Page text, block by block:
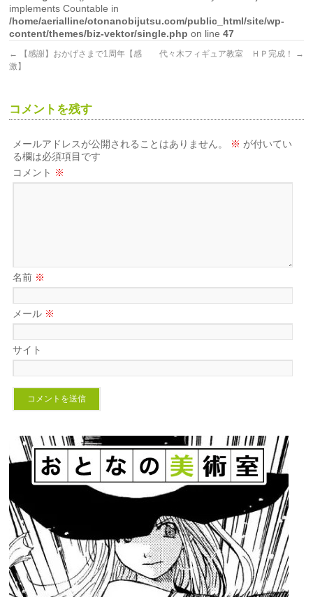
implements Countable in
/home/aerialline/otonanobijutsu.com/public_html/site/wp-
content/themes/biz-vektor/single.php on line47
←
【感謝】おかげさまで1周年【感
激】
代々木フィギュア教室 ＨＰ完成！ →
コメントを残す
メールアドレスが公開されることはありません。 ※ が付いてい
る欄は必須項目です
コメント ※
名前 ※
メール ※
サイト